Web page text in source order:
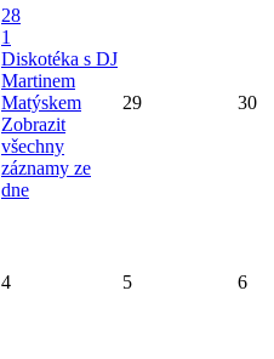
28
1
Diskotéka s DJ
Martinem
Matýskem
Zobrazit
všechny
záznamy ze
dne
29 30
4 5 6